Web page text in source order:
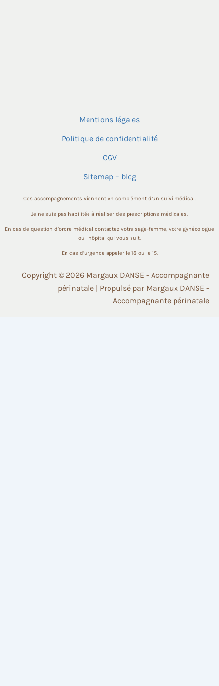
Mentions légales
Politique de confidentialité
CGV
Sitemap – blog
Ces accompagnements viennent en complément d’un suivi médical.
Je ne suis pas habilitée à réaliser des prescriptions médicales.
En cas de question d’ordre médical contactez votre sage-femme, votre gynécologue
ou l’hôpital qui vous suit.
En cas d’urgence appeler le 18 ou le 15.
Copyright © 2026 Margaux DANSE - Accompagnante
périnatale | Propulsé par Margaux DANSE -
Accompagnante périnatale